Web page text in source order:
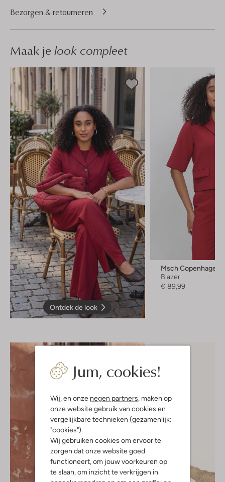
Jum, cookies!
Wij, en onze negen partners , maken op
onze website gebruik van cookies en
vergelijkbare technieken (gezamenlijk:
"cookies").
Wij gebruiken cookies om ervoor te
zorgen dat onze website goed
functioneert, om jouw voorkeuren op
te slaan, om inzicht te verkrijgen in
Bezorgen & retourneren
Maak je look compleet
Ontdek de look
Msch Copenhagen
Blazer
€ 89,99